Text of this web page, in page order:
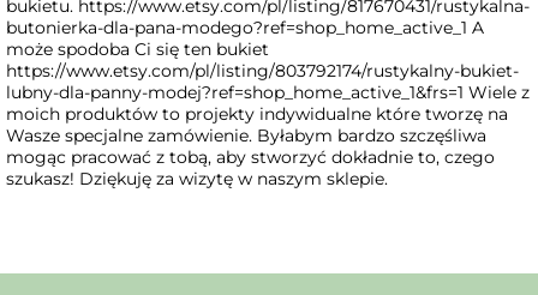
bukietu. https://www.etsy.com/pl/listing/817670431/rustykalna-
butonierka-dla-pana-modego?ref=shop_home_active_1 A
może spodoba Ci się ten bukiet
https://www.etsy.com/pl/listing/803792174/rustykalny-bukiet-
lubny-dla-panny-modej?ref=shop_home_active_1&frs=1 Wiele z
moich produktów to projekty indywidualne które tworzę na
Wasze specjalne zamówienie. Byłabym bardzo szczęśliwa
mogąc pracować z tobą, aby stworzyć dokładnie to, czego
szukasz! Dziękuję za wizytę w naszym sklepie.